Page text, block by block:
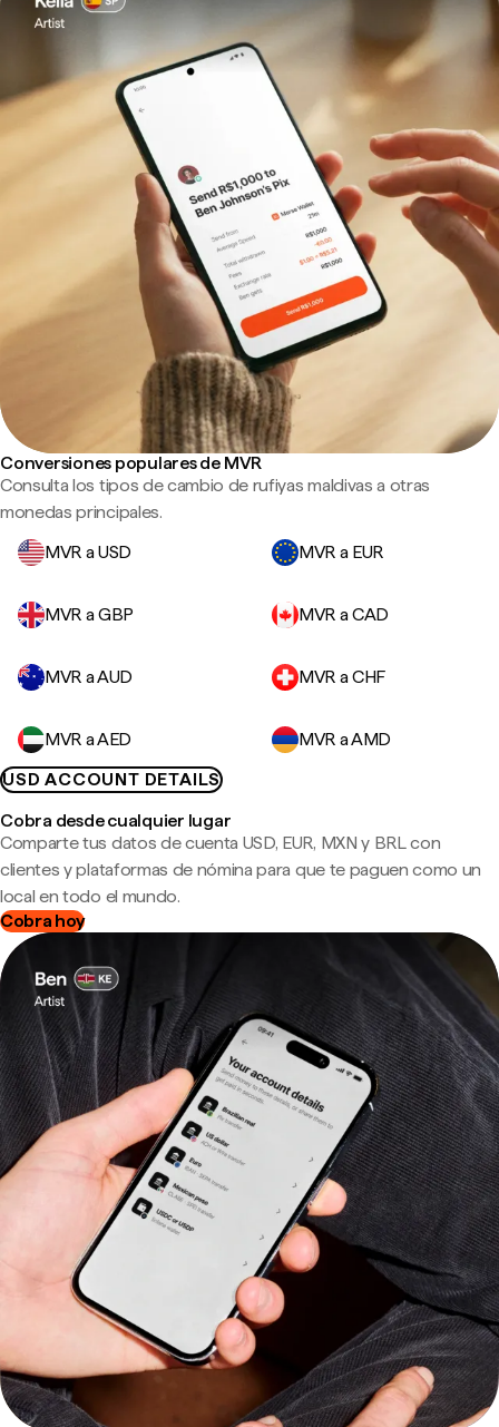
Conversiones populares de MVR
Consulta los tipos de cambio de rufiyas maldivas a otras
monedas principales.
MVR a USD
MVR a EUR
MVR a GBP MVR a CAD
MVR a AUD MVR a CHF
MVR a AED
MVR a AMD
USD ACCOUNT DETAILS
Cobra desde cualquier lugar
Comparte tus datos de cuenta USD, EUR, MXN y BRL con
clientes y plataformas de nómina para que te paguen como un
local en todo el mundo.
Cobra hoy